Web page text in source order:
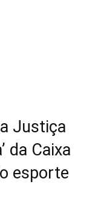
Justiça
da Caixa
esporte